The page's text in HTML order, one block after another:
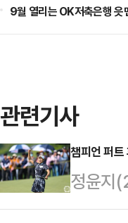
9월 열리는 OK저축은행
관련기사
챔피언 퍼트
정윤지
우승을